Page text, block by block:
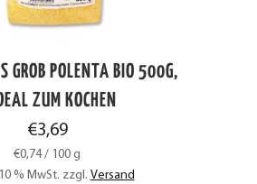
GROB POLENTA BIO 500G, I
DEAL ZUM KOCHEN
€3,69
€0,74/ 100 g
% MwSt. zzgl. Versand